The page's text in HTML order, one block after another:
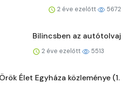
2 éve ezelőtt 5672
Bilincsben az autótolvaj
2 éve ezelőtt 5513
Élet Egyháza közleménye (1.